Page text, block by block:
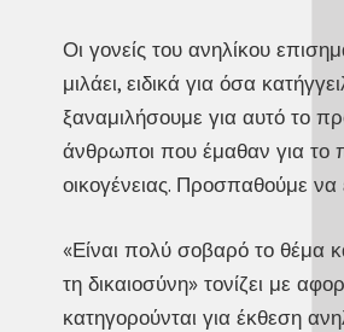
Οι γονείς του ανηλίκου
μιλάει, ειδικά για όσα
ξαναμιλήσουμε για αυτό το
άνθρωποι που έμαθαν για το
οικογένειας. Προσπαθούμε να
«Είναι πολύ σοβαρό το θέμα
τη δικαιοσύνη» τονίζει με
κατηγορούνται για έκθεση